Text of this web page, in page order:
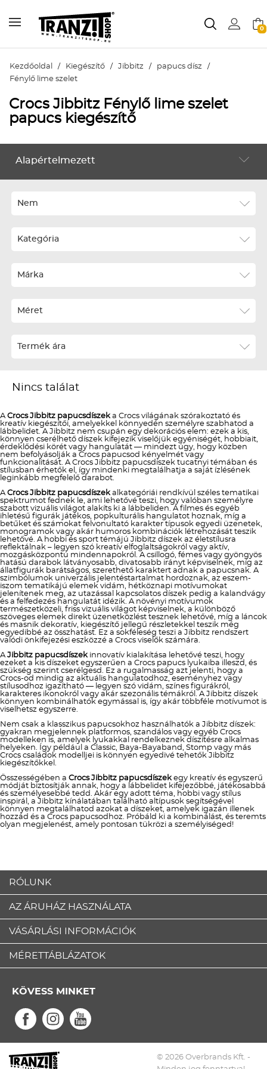
0
Kezdőoldal / Kiegészítő / Jibbitz / papucs dísz /
Fénylő lime szelet
Crocs Jibbitz Fénylő lime szelet
papucs kiegészítő
KIEGÉSZÍTŐ
Alapértelmezett
Alapértelmezett
Legújabbak
Ár szerint növekvő
Téli termékek előre ár szerint növekvő
Nem
Kategória
Márka
Méret
Termék ára
Nincs találat
ACrocs Jibbitz papucsdíszeka Crocs világának szórakoztató és
kreatív kiegészítői, amelyekkel könnyedén személyre szabhatod a
lábbelidet. A Jibbitz nem csupán egy dekorációs elem: ezek a kis,
könnyen cserélhető díszek kifejezik viselőjük egyéniségét, hobbiait,
érdeklődési körét vagy hangulatát — mindezt úgy, hogy közben
nem befolyásolják a Crocs papucsod kényelmét vagy
funkcionalitását. A Crocs Jibbitz papucsdíszek tucatnyi témában és
stílusban érhetők el, így mindenki megtalálhatja a saját ízlésének
leginkább megfelelő darabot.
ACrocs Jibbitz papucsdíszekalkategóriái rendkívül széles tematikai
spektrumot fednek le, ami lehetővé teszi, hogy valóban személyre
szabott vizuális világot alakíts ki a lábbeliden. A filmes és egyéb
ihletésű figurák játékos, popkulturális hangulatot hoznak, míg a
betűket és számokat felvonultató karakter típusok egyedi üzenetek,
monogramok vagy akár humoros kombinációk létrehozását teszik
lehetővé. A hobbi és sport témájú Jibbitz díszek az életstílusra
reflektálnak – legyen szó kreatív elfoglaltságokról vagy aktív,
mozgásközpontú mindennapokról. A csillogó, fémes vagy gyöngyös
hatású darabok látványosabb, divatosabb irányt képviselnek, míg az
állatfigurák barátságos, szerethető karaktert adnak a papucsnak. A
szimbólumok univerzális jelentéstartalmat hordoznak, az eszem-
iszom tematikájú elemek vidám, hétköznapi motívumokat
jelenítenek meg, az utazással kapcsolatos díszek pedig a kalandvágy
és a felfedezés hangulatát idézik. A növényi motívumok
természetközeli, friss vizuális világot képviselnek, a különböző
szöveges elemek direkt üzenetközlést tesznek lehetővé, míg a láncok
és masnik dekoratív, kiegészítő jellegű részletekkel teszik még
egyedibbé az összhatást. Ez a sokféleség teszi a Jibbitz rendszert
valódi önkifejezési eszközzé a Crocs viselők számára.
AJibbitz papucsdíszekinnovatív kialakítása lehetővé teszi, hogy
ezeket a kis díszeket egyszerűen a Crocs papucs lyukaiba illeszd, és
szükség szerint cserélgesd. Ez a rugalmasság azt jelenti, hogy a
Crocs-od mindig az aktuális hangulatodhoz, eseményhez vagy
stílusodhoz igazítható — legyen szó vidám, színes figurákról,
karakteres ikonokról vagy akár szezonális témákról. A Jibbitz díszek
könnyen kombinálhatók egymással is, így akár többféle motívumot is
viselhetsz egyszerre.
Nem csak a klasszikus papucsokhoz használhatók a Jibbitz díszek:
gyakran megjelennek platformos, szandálos vagy egyéb Crocs
modelleken is, amelyek lyukakkal rendelkeznek díszítésre alkalmas
helyeken. Így például a Classic, Baya-Bayaband, Stomp vagy más
Crocs családok modelljei is könnyen egyedivé tehetők Jibbitz
kiegészítőkkel.
Összességében a Crocs Jibbitz papucsdíszekegy kreatív és egyszerű
módját biztosítják annak, hogy a lábbelidet kifejezőbbé, játékosabbá
és személyesebbé tedd. Akár egy adott téma, hobbi vagy stílus
inspirál, a Jibbitz kínálatában található altípusok segítségével
könnyen megtalálhatod azokat a díszeket, amelyek igazán illenek
hozzád és a Crocs papucsodhoz. Próbáld ki a kombinálást, és teremts
olyan megjelenést, amely pontosan tükrözi a személyiséged!
RÓLUNK
AZ ÁRUHÁZ HASZNÁLATA
VÁSÁRLÁSI INFORMÁCIÓK
MÉRETTÁBLÁZATOK
KÖVESS MINKET
© 2026 Overbrands Kft. -